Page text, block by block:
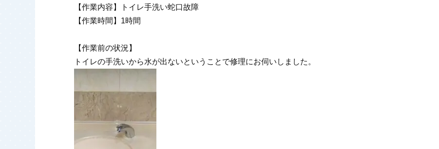
【作業内容】トイレ手洗い蛇口故障
【作業時間】1時間
【作業前の状況】
トイレの手洗いから水が出ないということで修理にお伺いしました。